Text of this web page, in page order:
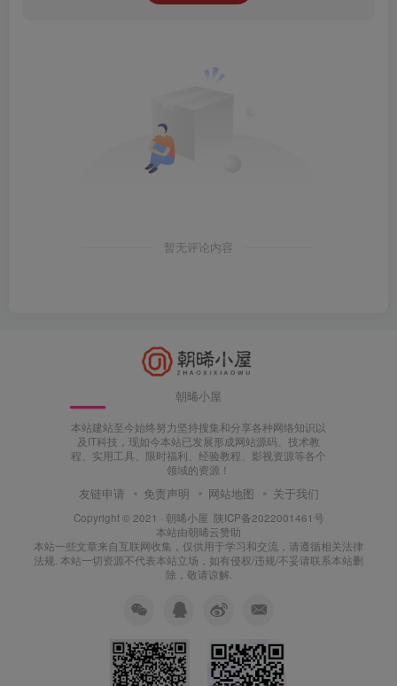
暂无评论内容
朝晞小屋
本站建站至今始终努力坚持搜集和分享各种网络知识以
及IT科技，现如今本站已发展形成网站源码、技术教
程、实用工具、限时福利、经验教程、影视资源等各个
领域的资源！
友链申请 免责声明 网站地图 关于我们
Copyright © 2021 · 朝晞小屋 陕ICP备2022001461号
本站由朝晞云赞助
本站一些文章来自互联网收集，仅供用于学习和交流，请遵循相关法律
法规. 本站一切资源不代表本站立场，如有侵权/违规/不妥请联系本站删
除，敬请谅解.